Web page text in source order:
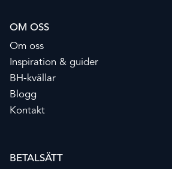
OM OSS
Om oss
Inspiration & guider
BH-kvällar
Blogg
Kontakt
BETALSÄTT